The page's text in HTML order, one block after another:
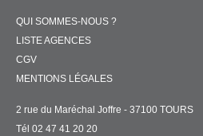
QUI SOMMES-NOUS ?
LISTE AGENCES
CGV
MENTIONS LÉGALES
2 rue du Maréchal Joffre - 37100 TOURS
Tél 02 47 41 20 20